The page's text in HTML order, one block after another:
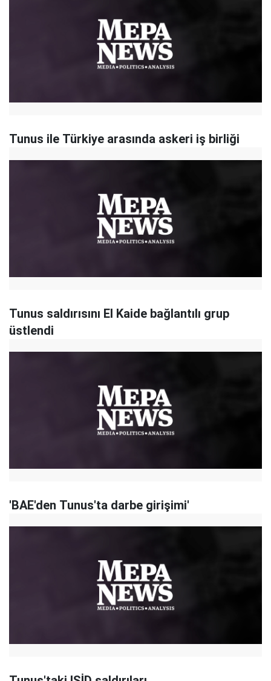
Tunus ile Türkiye arasında askeri iş birliği
Tunus saldırısını El Kaide bağlantılı grup
üstlendi
'BAE'den Tunus'ta darbe girişimi'